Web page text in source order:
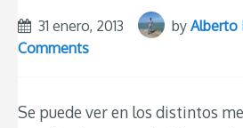
31 enero, 2013 by Alberto
Comments
Se puede ver en los distintos